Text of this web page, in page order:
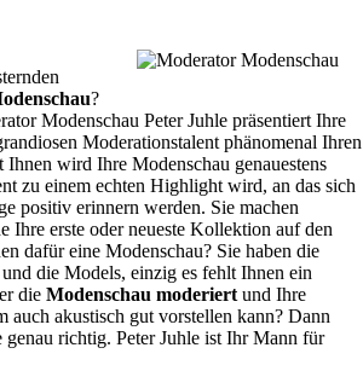
?
Modenschau Peter Juhle präsentiert Ihre
Moderationstalent phänomenal Ihren
Ihnen wird Ihre Modenschau genauestens
zu einem echten Highlight wird, an das sich
positiv erinnern werden. Sie machen
Ihre erste oder neueste Kollektion auf den
dafür eine Modenschau? Sie haben die
die Models, einzig es fehlt Ihnen ein
die Modenschau moderiert und Ihre
auch akustisch gut vorstellen kann? Dann
genau richtig. Peter Juhle ist Ihr Mann für